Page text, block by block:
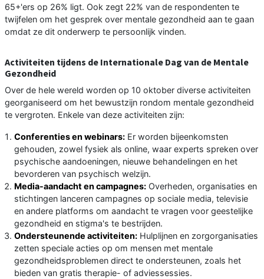
65+'ers op 26% ligt. Ook zegt 22% van de respondenten te
twijfelen om het gesprek over mentale gezondheid aan te gaan
omdat ze dit onderwerp te persoonlijk vinden.
Activiteiten tijdens de Internationale Dag van de Mentale
Gezondheid
Over de hele wereld worden op 10 oktober diverse activiteiten
georganiseerd om het bewustzijn rondom mentale gezondheid
te vergroten. Enkele van deze activiteiten zijn:
Conferenties en webinars: Er worden bijeenkomsten
gehouden, zowel fysiek als online, waar experts spreken over
psychische aandoeningen, nieuwe behandelingen en het
bevorderen van psychisch welzijn.
Media-aandacht en campagnes: Overheden, organisaties en
stichtingen lanceren campagnes op sociale media, televisie
en andere platforms om aandacht te vragen voor geestelijke
gezondheid en stigma's te bestrijden.
Ondersteunende activiteiten: Hulplijnen en zorgorganisaties
zetten speciale acties op om mensen met mentale
gezondheidsproblemen direct te ondersteunen, zoals het
bieden van gratis therapie- of adviessessies.